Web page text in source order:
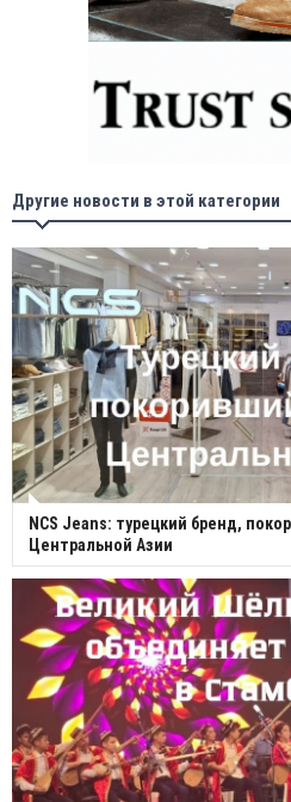
Другие новости в этой категории
NCS Jeans: турецкий бренд,
Центральной Азии